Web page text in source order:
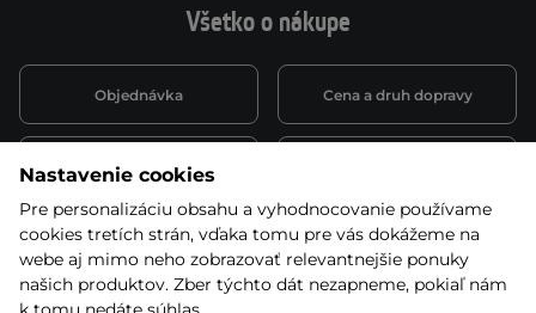
Všetko o nákupe
Objednávka Cena a druh dopravy
Spôsob platby
Montáž a servis Reklamácie a záruka
Nastavenie cookies
Pre personalizáciu obsahu a vyhodnocovanie používame
cookies tretích strán, vďaka tomu pre vás dokážeme na
webe aj mimo neho zobrazovať relevantnejšie ponuky
našich produktov. Zber týchto dát nezapneme, pokiaľ nám